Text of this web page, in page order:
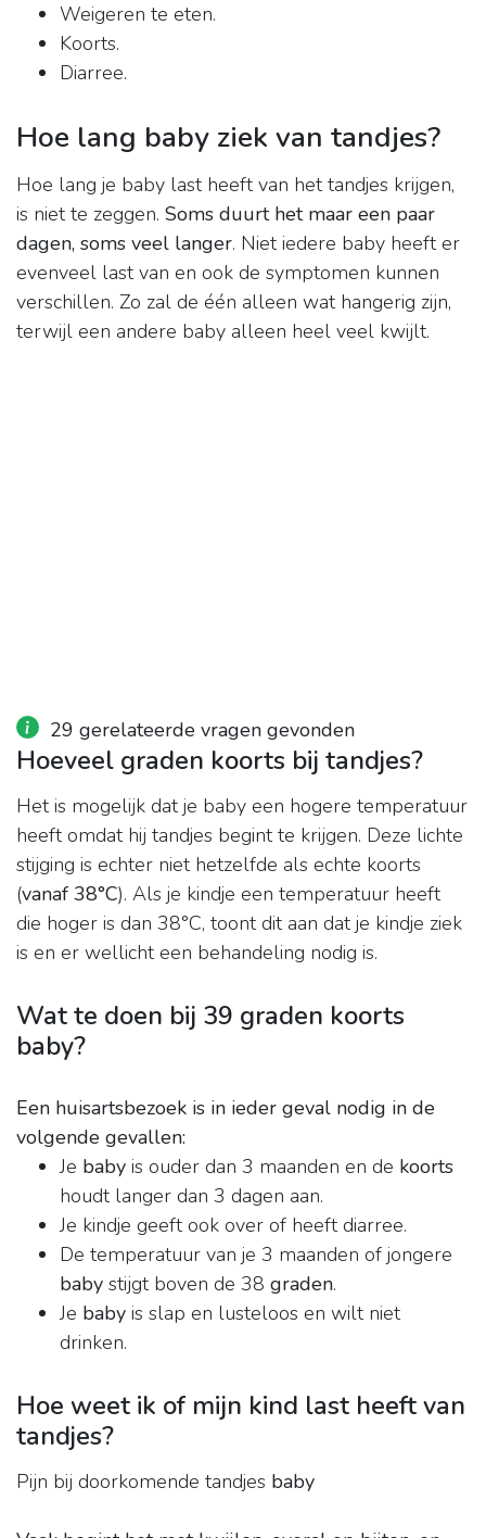
Weigeren te eten.
Koorts.
Diarree.
Hoe lang baby ziek van tandjes?
Hoe lang je baby last heeft van het tandjes krijgen,
is niet te zeggen. Soms duurt het maar een paar
dagen, soms veel langer. Niet iedere baby heeft er
evenveel last van en ook de symptomen kunnen
verschillen. Zo zal de één alleen wat hangerig zijn,
terwijl een andere baby alleen heel veel kwijlt.
29 gerelateerde vragen gevonden
Hoeveel graden koorts bij tandjes?
Het is mogelijk dat je baby een hogere temperatuur
heeft omdat hij tandjes begint te krijgen. Deze lichte
stijging is echter niet hetzelfde als echte koorts
(vanaf 38°C). Als je kindje een temperatuur heeft
die hoger is dan 38°C, toont dit aan dat je kindje ziek
is en er wellicht een behandeling nodig is.
Wat te doen bij 39 graden koorts
baby?
Een huisartsbezoek is in ieder geval nodig in de
volgende gevallen:
Je baby is ouder dan 3 maanden en de koorts
houdt langer dan 3 dagen aan.
Je kindje geeft ook over of heeft diarree.
De temperatuur van je 3 maanden of jongere
baby stijgt boven de 38 graden.
Je baby is slap en lusteloos en wilt niet
drinken.
Hoe weet ik of mijn kind last heeft van
tandjes?
Pijn bij doorkomende tandjes baby